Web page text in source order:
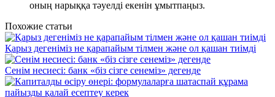
оның нарыққа тәуелді екенін ұмытпаңыз.
Похожие статьи
Қарыз дегеніміз не қарапайым тілмен және ол қашан тиімді
Сенім несиесі: банк «біз сізге сенеміз» дегенде